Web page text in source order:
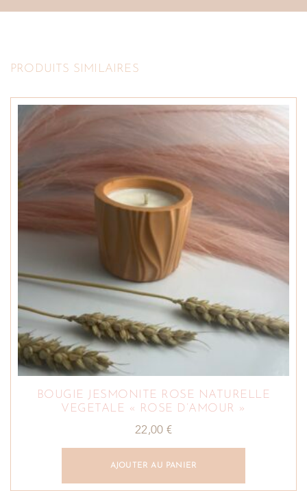
PRODUITS SIMILAIRES
BOUGIE JESMONITE ROSE NATURELLE
VEGETALE « ROSE D’AMOUR »
22,00€
AJOUTER AU PANIER